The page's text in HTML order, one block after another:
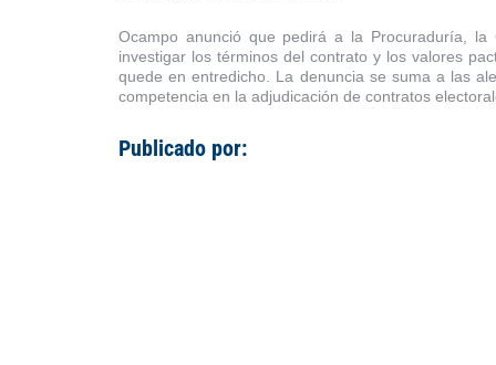
Ocampo anunció que pedirá a la Procuraduría,
investigar los términos del contrato y los valores
quede en entredicho. La denuncia se suma a las
competencia en la adjudicación de contratos
Publicado por: